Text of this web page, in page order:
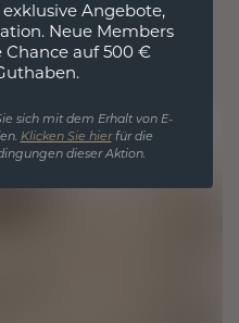
und geschätzt
Angebote,
Neue Members
Chance auf 500 €
sich mit dem Erhalt von E-
Klicken Sie hierfür die
dieser Aktion.